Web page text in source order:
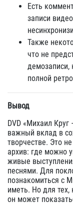
Есть
записи
Также
что не
полной
Вывод
DVD «Михаил
важный вклад в
творчестве. Это
архив: где можно
живые
песнями. Для
познакомиться с
иметь. Но для
он может